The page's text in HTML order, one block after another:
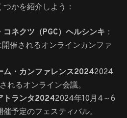
かを紹介しよう：
ネクツ（PGC）ヘルシンキ ：
催されるオンラインカンファ
ム・カンファレンス20242024
れるオンライン会議。
トランタ20242024年10月4～6
予定のフェスティバル。